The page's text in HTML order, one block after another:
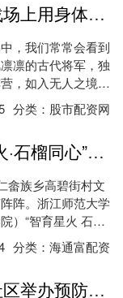
风琴配资 他在战场上用身体给赵匡胤挡箭，赵匡胤登基后却把他赐死了
，我们常常会看到
凛的古代将军，独
，如入无人之境般
全身而退。然而，
分类： 股市配资网
易配网 “智育星火·石榴同心”暑期社会实践队结营仪式顺利举行_三仁畲族乡_教育_活动
畲族乡高碧街村文
阵。浙江师范大学
）“智育星火 石榴
同心共向党，畲风
分类：海通富配资
小松配资 金海社区举办预防心脑血管疾病防知识讲座_居民_生活_方式